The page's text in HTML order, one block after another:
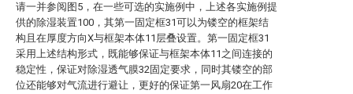
请一并参阅图5，在一些可选的实施例中，上述各实施例提
供的除湿装置100，其第一固定框31可以为镂空的框架结
构且在厚度方向X与框架本体11层叠设置。第一固定框31
采用上述结构形式，既能够保证与框架本体11之间连接的
稳定性，保证对除湿透气膜32固定要求，同时其镂空的部
位还能够对气流进行避让，更好的保证第一风扇20在工作